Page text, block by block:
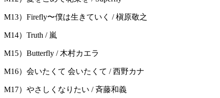
M13）Firefly〜僕は生きていく / 槇原敬之
M14）Truth / 嵐
M15）Butterfly / 木村カエラ
M16）会いたくて 会いたくて / 西野カナ
M17）やさしくなりたい / 斉藤和義